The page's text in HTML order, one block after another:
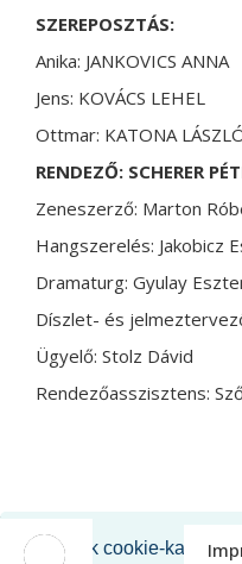
Oldalunk cookie-kat
SZEREPOSZTÁS:
Anika: JANKOVICS ANNA
Jens: KOVÁCS LEHEL
Ottmar: KATONA
RENDEZŐ: SCHERER
Zeneszerző: Marton
Hangszerelés: Jakobicz
Dramaturg: Gyulay
Díszlet- és
Ügyelő: Stolz Dávid
Rendezőasszisztens:
M_FACEBOOK